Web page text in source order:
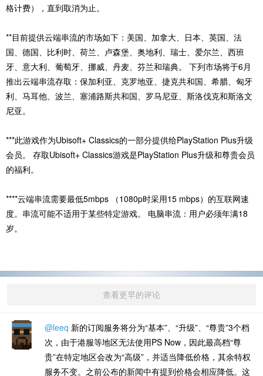
格计费），直到取消为止。
‎**目前提供云端串流的市场如下：美国、加拿大、日本、英国、法
国、德国、比利时、荷兰、卢森堡、奥地利、瑞士、爱尔兰、西班
牙、意大利、葡萄牙、挪威、丹麦、芬兰和瑞典。 下列市场将于6月
推出云端串流存取：保加利亚、克罗地亚、捷克共和国、希腊、匈牙
利、马耳他、波兰、塞浦路斯共和国、罗马尼亚、斯洛伐克和斯洛文
尼亚。‎
‎***此游戏作为Ubisoft+ Classics的一部分提供给PlayStation Plus升级
会员。 存取Ubisoft+ Classics游戏是PlayStation Plus升级和尊贵会员
的福利。‎
‎****云端串流需要最低5mbps （1080p时采用15 mbps）的互联网速
度。串流可能不适用于某些特定游戏。 电脑串流：用户必须年满18
岁。‎
查看更早的评论
@leeq 新的订阅服务将分为“基本”、“升级”、“尊贵”3个档
次，由于港服等地区无法使用PS Now，因此最高档“尊
贵”在特定地区会改为“高级”，并适当降低价格，其余特权
服务不变。之前公布的新闻中有提到价格会相应降低。这